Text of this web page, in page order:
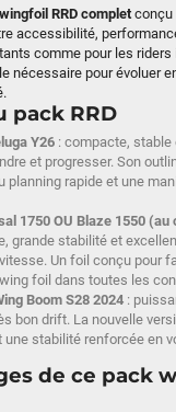
RRD completconçu
accessibilité,
comme pour les riders
nécessaire pour évoluer
pack RRD
Y26 : compacte, stable
et progresser. Son
planning rapide et une
1750 OU Blaze 1550 (au
grande stabilité et
Un foil conçu pour
wing foil dans toutes les
Boom S28 2024 :
bon drift. La nouvelle
une stabilité renforcée en
de ce pack